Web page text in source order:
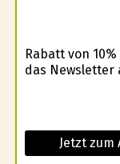
Rabatt von
das Newsletter
Jetzt